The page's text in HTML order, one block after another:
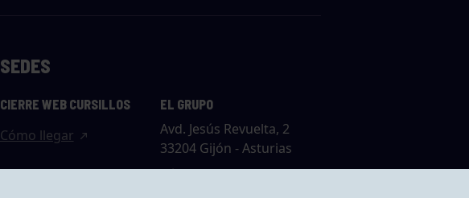
SEDES
CIERRE WEB CURSILLOS
Cómo llegar
EL GRUPO
Avd. Jesús Revuelta, 2
33204 Gijón - Asturias
Cómo llegar